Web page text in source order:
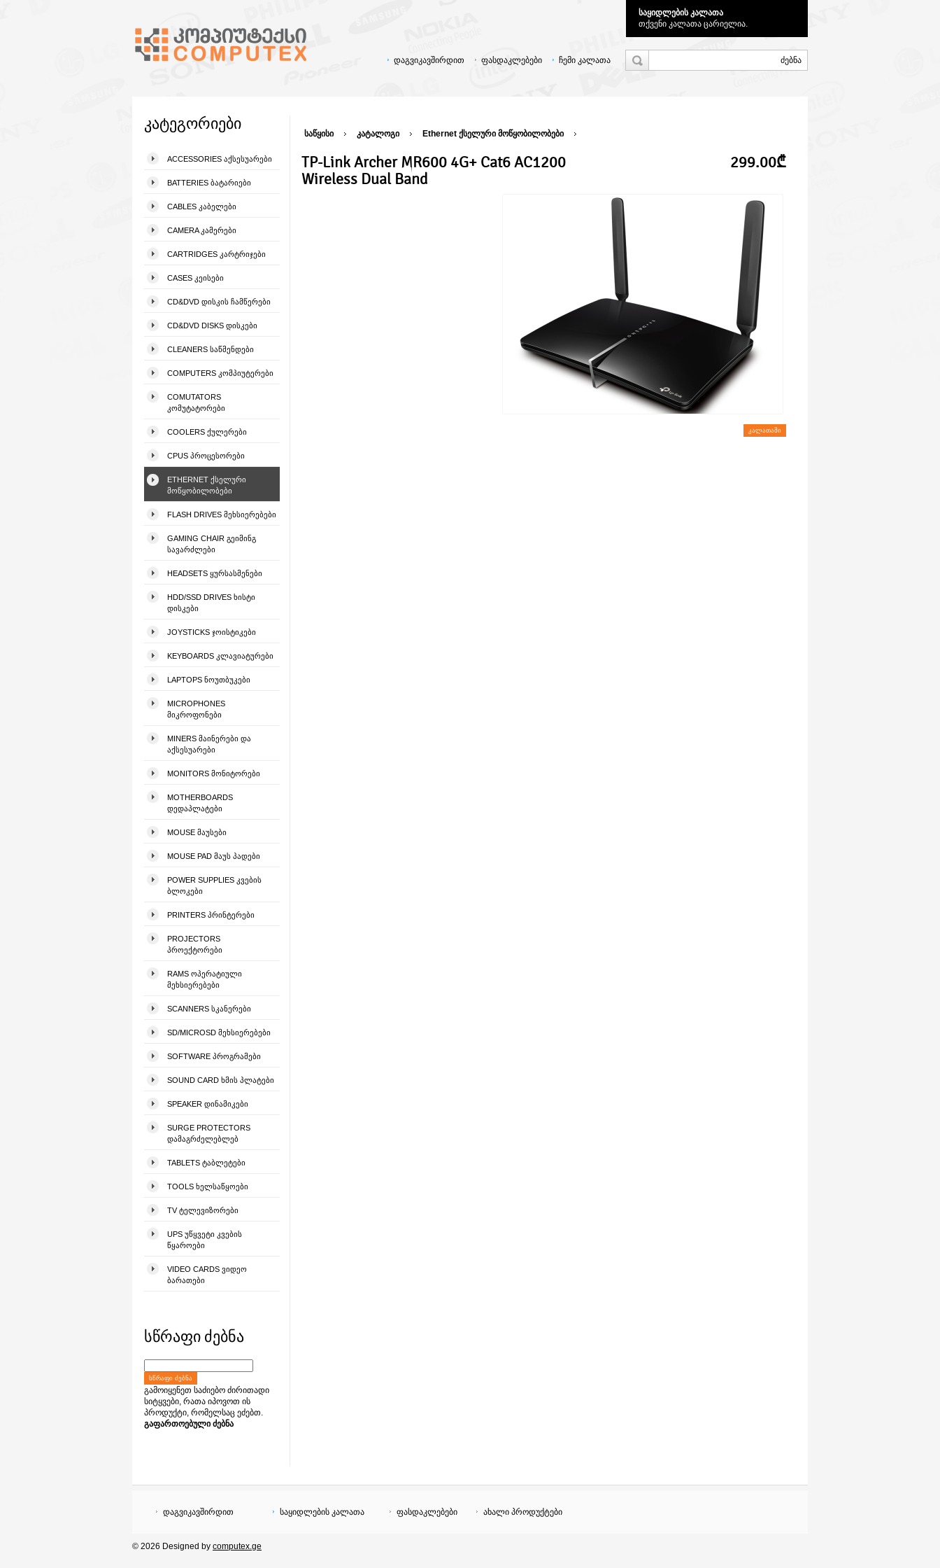
საყიდლების კალათა
თქვენი კალათა ცარიელია.
ჩემი კალათა
ფასდაკლებები
დაგვიკავშირდით
კატეგორიები
ACCESSORIES ᲐᲥᲡᲔᲡᲣᲐᲠᲔᲑᲘ
BATTERIES ᲑᲐᲢᲐᲠᲘᲔᲑᲘ
CABLES ᲙᲐᲑᲔᲚᲔᲑᲘ
CAMERA ᲙᲐᲛᲔᲠᲔᲑᲘ
CARTRIDGES ᲙᲐᲠᲢᲠᲘᲯᲔᲑᲘ
CASES ᲙᲔᲘᲡᲔᲑᲘ
CD&DVD ᲓᲘᲡᲙᲘᲡ ᲩᲐᲛᲬᲔᲠᲔᲑᲘ
CD&DVD DISKS ᲓᲘᲡᲙᲔᲑᲘ
CLEANERS ᲡᲐᲬᲛᲔᲜᲓᲔᲑᲘ
COMPUTERS ᲙᲝᲛᲞᲘᲣᲢᲔᲠᲔᲑᲘ
COMUTATORS
ᲙᲝᲛᲣᲢᲐᲢᲝᲠᲔᲑᲘ
COOLERS ᲥᲣᲚᲔᲠᲔᲑᲘ
CPUS ᲞᲠᲝᲪᲔᲡᲝᲠᲔᲑᲘ
ETHERNET ᲥᲡᲔᲚᲣᲠᲘ
ᲛᲝᲬᲧᲝᲑᲘᲚᲝᲑᲔᲑᲘ
FLASH DRIVES ᲛᲔᲮᲡᲘᲔᲠᲔᲑᲔᲑᲘ
GAMING CHAIR ᲒᲔᲘᲛᲘᲜᲒ
ᲡᲐᲕᲐᲠᲫᲚᲔᲑᲘ
HEADSETS ᲧᲣᲠᲡᲐᲡᲛᲔᲜᲔᲑᲘ
HDD/SSD DRIVES ᲮᲘᲡᲢᲘ
ᲓᲘᲡᲙᲔᲑᲘ
JOYSTICKS ᲯᲝᲘᲡᲢᲘᲙᲔᲑᲘ
KEYBOARDS ᲙᲚᲐᲕᲘᲐᲢᲣᲠᲔᲑᲘ
LAPTOPS ᲜᲝᲣᲗᲑᲣᲙᲔᲑᲘ
MICROPHONES
ᲛᲘᲙᲠᲝᲤᲝᲜᲔᲑᲘ
MINERS ᲛᲐᲘᲜᲔᲠᲔᲑᲘ ᲓᲐ
ᲐᲥᲡᲔᲡᲣᲐᲠᲔᲑᲘ
MONITORS ᲛᲝᲜᲘᲢᲝᲠᲔᲑᲘ
MOTHERBOARDS
ᲓᲔᲓᲐᲞᲚᲐᲢᲔᲑᲘ
MOUSE ᲛᲐᲣᲡᲔᲑᲘ
MOUSE PAD ᲛᲐᲣᲡ ᲞᲐᲓᲔᲑᲘ
POWER SUPPLIES ᲙᲕᲔᲑᲘᲡ
ᲑᲚᲝᲙᲔᲑᲘ
PRINTERS ᲞᲠᲘᲜᲢᲔᲠᲔᲑᲘ
PROJECTORS
ᲞᲠᲝᲔᲥᲢᲝᲠᲔᲑᲘ
RAMS ᲝᲞᲔᲠᲐᲢᲘᲣᲚᲘ
ᲛᲔᲮᲡᲘᲔᲠᲔᲑᲔᲑᲘ
SCANNERS ᲡᲙᲐᲜᲔᲠᲔᲑᲘ
SD/MICROSD ᲛᲔᲮᲡᲘᲔᲠᲔᲑᲔᲑᲘ
SOFTWARE ᲞᲠᲝᲒᲠᲐᲛᲔᲑᲘ
SOUND CARD ᲮᲛᲘᲡ ᲞᲚᲐᲢᲔᲑᲘ
SPEAKER ᲓᲘᲜᲐᲛᲘᲙᲔᲑᲘ
SURGE PROTECTORS
ᲓᲐᲛᲐᲒᲠᲫᲔᲚᲔᲑᲚᲔᲑ
TABLETS ᲢᲐᲑᲚᲔᲢᲔᲑᲘ
TOOLS ᲮᲔᲚᲡᲐᲬᲧᲝᲔᲑᲘ
TV ᲢᲔᲚᲔᲕᲘᲖᲝᲠᲔᲑᲘ
UPS ᲣᲬᲧᲕᲔᲢᲘ ᲙᲕᲔᲑᲘᲡ
ᲬᲧᲐᲠᲝᲔᲑᲘ
VIDEO CARDS ᲕᲘᲓᲔᲝ
ᲑᲐᲠᲐᲗᲔᲑᲘ
სწრაფი ძებნა
ᲡᲬᲠᲐᲤᲘ ᲫᲔᲑᲜᲐ
გამოიყენეთ საძიებო ძირითადი
სიტყვები, რათა იპოვოთ ის
პროდუქტი, რომელსაც ეძებთ.
გაფართოებული ძებნა
საწყისი კატალოგი Ethernet ქსელური მოწყობილობები
TP-Link Archer MR600 4G+ Cat6 AC1200
Wireless Dual Band
299.00₾
ᲙᲐᲚᲐᲗᲐᲨᲘ
დაგვიკავშირდით საყიდლების კალათა ფასდაკლებები ახალი პროდუქტები
© 2026 Designed by computex.ge